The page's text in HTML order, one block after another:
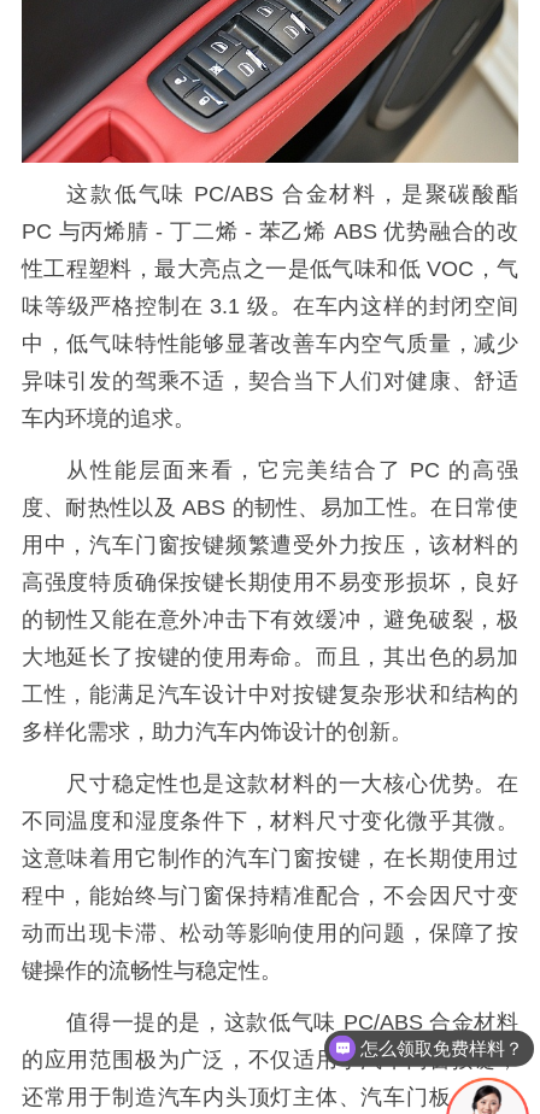
这款低气味 PC/ABS 合金材料，是聚碳酸酯
PC 与丙烯腈 - 丁二烯 - 苯乙烯 ABS 优势融合的改
性工程塑料，最大亮点之一是低气味和低 VOC，气
味等级严格控制在 3.1 级。在车内这样的封闭空间
中，低气味特性能够显著改善车内空气质量，减少
异味引发的驾乘不适，契合当下人们对健康、舒适
车内环境的追求。
从性能层面来看，它完美结合了 PC 的高强
度、耐热性以及 ABS 的韧性、易加工性。在日常使
用中，汽车门窗按键频繁遭受外力按压，该材料的
高强度特质确保按键长期使用不易变形损坏，良好
的韧性又能在意外冲击下有效缓冲，避免破裂，极
大地延长了按键的使用寿命。而且，其出色的易加
工性，能满足汽车设计中对按键复杂形状和结构的
多样化需求，助力汽车内饰设计的创新。
尺寸稳定性也是这款材料的一大核心优势。在
不同温度和湿度条件下，材料尺寸变化微乎其微。
这意味着用它制作的汽车门窗按键，在长期使用过
程中，能始终与门窗保持精准配合，不会因尺寸变
动而出现卡滞、松动等影响使用的问题，保障了按
键操作的流畅性与稳定性。
值得一提的是，这款低气味 PC/ABS 合金材料
的应用范围极为广泛，不仅适用于汽车门窗按键，
还常用于制造汽车内头顶灯主体、汽车门板、仪表
怎么领取免费样料？